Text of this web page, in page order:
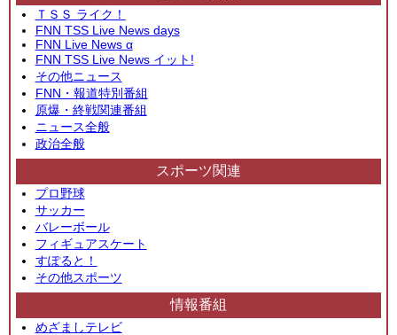
ＴＳＳ ライク！
FNN TSS Live News days
FNN Live News α
FNN TSS Live News イット!
その他ニュース
FNN・報道特別番組
原爆・終戦関連番組
ニュース全般
政治全般
スポーツ関連
プロ野球
サッカー
バレーボール
フィギュアスケート
すぽると！
その他スポーツ
情報番組
めざましテレビ